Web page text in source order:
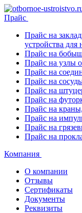
Прайс
Прайс на
устройства для
Прайс на
Прайс на узлы
Прайс на
Прайс на
Прайс на
Прайс на
Прайс на
Прайс на
Прайс на
Прайс на
Компания
О компании
Отзывы
Сертификаты
Документы
Реквизиты